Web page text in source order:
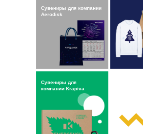
Сувениры для компании
Aerodisk
Сувениры для
компании Krapiva